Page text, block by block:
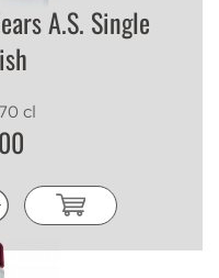
A.S. Single
cl